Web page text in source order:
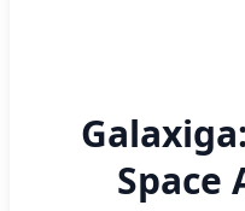
إيجابيات وسلبيات Galaxiga:
Space